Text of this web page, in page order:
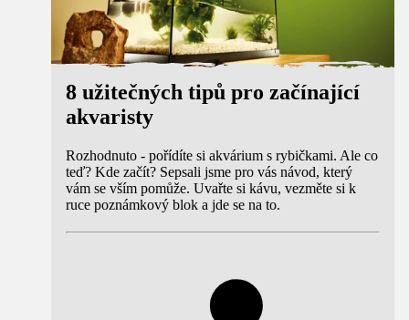
8 užitečných tipů pro začínající
akvaristy
Rozhodnuto - pořídíte si akvárium s rybičkami. Ale co
teď? Kde začít? Sepsali jsme pro vás návod, který
vám se vším pomůže. Uvařte si kávu, vezměte si k
ruce poznámkový blok a jde se na to.